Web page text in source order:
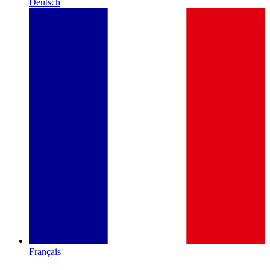
Deutsch
Français